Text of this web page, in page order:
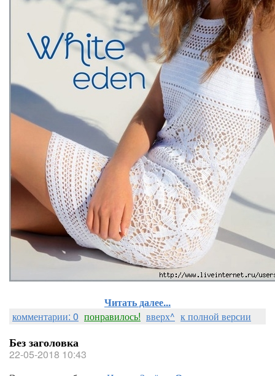
Читать далее...
комментарии: 0 понравилось! вверх^ к полной версии
Без заголовка
22-05-2018 10:43